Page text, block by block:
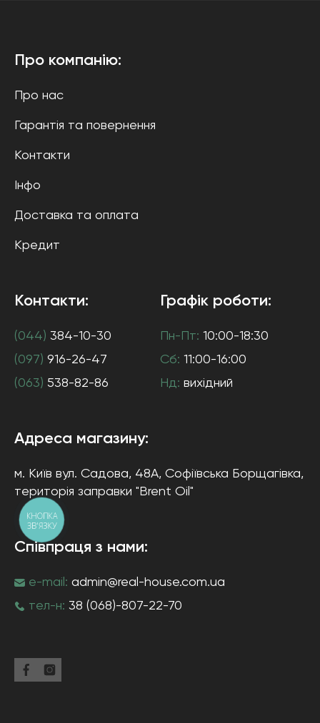
Про компанію:
Про нас
Гарантія та повернення
Контакти
Інфо
Доставка та оплата
Кредит
Контакти:
(044) 384-10-30
(097) 916-26-47
(063) 538-82-86
Графік роботи:
Пн-Пт: 10:00-18:30
Сб: 11:00-16:00
Нд: вихідний
Адреса магазину:
м. Київ вул. Садова, 48А, Софіївська Борщагівка,
територія заправки "Brent Oil"
Співпраця з нами:
e-mail: admin@real-house.com.ua
тел-н: 38 (068)-807-22-70
КНОПКА
ЗВ'ЯЗКУ